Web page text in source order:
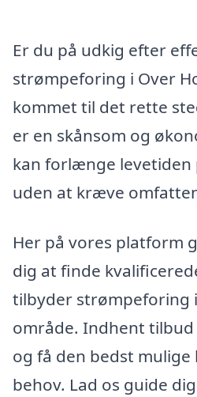
Er du på udkig efter
strømpeforing i Over
kommet til det rette
er en skånsom og
kan forlænge levetiden
uden at kræve
Her på vores platform
dig at finde
tilbyder strømpeforing
område. Indhent
og få den bedst
behov. Lad os guide